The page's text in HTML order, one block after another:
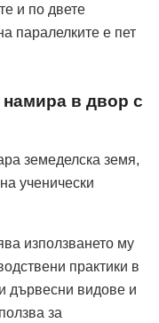
и по двете
паралелките е пет
в двор с
земеделска земя,
ученически
използването му
практики в
дървесни видове и
за